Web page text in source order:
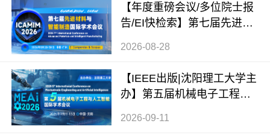
【年度重磅会议/多位院士报
告/EI快检索】第七届先进材
2026-08-28
【IEEE出版|沈阳理工大学主
办】第五届机械电子工程与
2026-09-11